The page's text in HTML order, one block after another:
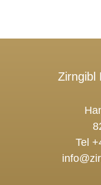
Zirngibl
Tel